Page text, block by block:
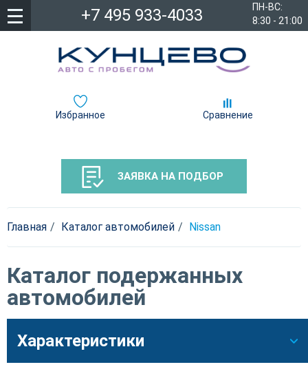
ПН-ВС:
8:30 - 21:00
+7 495 933-4033
Избранное Сравнение
ЗАЯВКА НА ПОДБОР
Главная Каталог автомобилей Nissan
Каталог подержанных
автомобилей
Характеристики